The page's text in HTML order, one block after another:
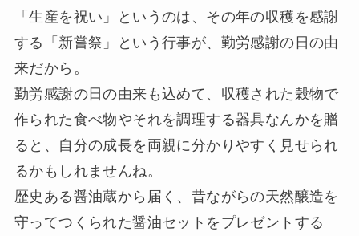
「生産を祝い」というのは、その年の収穫を感謝
する「新嘗祭」という行事が、勤労感謝の日の由
来だから。
勤労感謝の日の由来も込めて、収穫された穀物で
作られた食べ物やそれを調理する器具なんかを贈
ると、自分の成長を両親に分かりやすく見せられ
るかもしれませんね。
歴史ある醤油蔵から届く、昔ながらの天然醸造を
守ってつくられた醤油セットをプレゼントする